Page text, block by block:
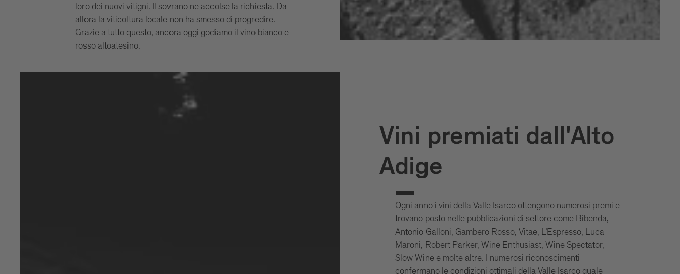
loro dei nuovi vitigni. Il sovrano ne accolse la richiesta. Da
allora la viticoltura locale non ha smesso di progredire.
Grazie a tutto questo, ancora oggi godiamo il vino bianco e
rosso altoatesino.
Vini premiati dall'Alto
Adige
Ogni anno i vini della Valle Isarco ottengono numerosi premi e
trovano posto nelle pubblicazioni di settore come Bibenda,
Antonio Galloni, Gambero Rosso, Vitae, L’Espresso, Luca
Maroni, Robert Parker, Wine Enthusiast, Wine Spectator,
Slow Wine e molte altre. I numerosi riconoscimenti
confermano le condizioni ottimali della Valle Isarco quale